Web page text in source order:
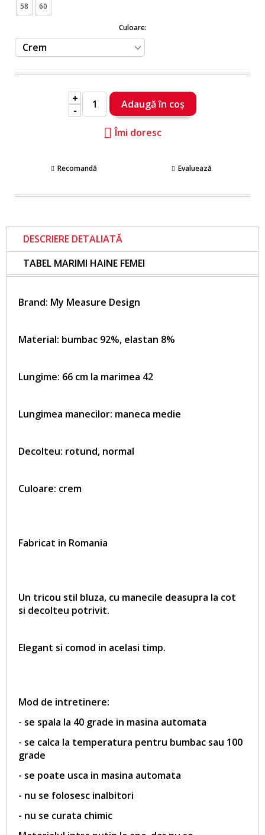
58 60
Culoare:
+
-
Îmi doresc
Recomandă Evaluează
DESCRIERE DETALIATĂ
TABEL MARIMI HAINE FEMEI
Brand: My Measure Design
Material: bumbac 92%, elastan 8%
Lungime: 66 cm la marimea 42
Lungimea manecilor: maneca medie
Decolteu: rotund, normal
Culoare: crem
Fabricat in Romania
Un tricou stil bluza, cu manecile deasupra la cot
si decolteu potrivit.
Elegant si comod in acelasi timp.
Mod de intretinere:
- se spala la 40 grade in masina automata
- se calca la temperatura pentru bumbac sau 100
grade
- se poate usca in masina automata
- nu se folosesc inalbitori
- nu se curata chimic